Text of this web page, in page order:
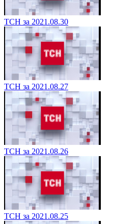
ТСН за 2021.08.30
ТСН за 2021.08.27
ТСН за 2021.08.26
ТСН за 2021.08.25